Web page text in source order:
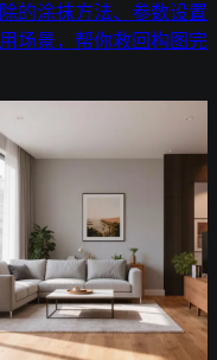
的涂抹方法、参数设置
场景，帮你救回构图完